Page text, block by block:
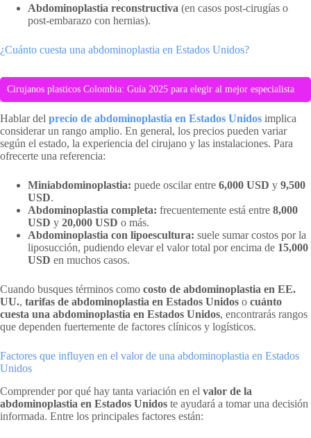
Abdominoplastia reconstructiva (en casos post-cirugías o
post-embarazo con hernias).
¿Cuánto cuesta una abdominoplastia en Estados Unidos?
Cirujanos plasticos Colombia: Guía 2025 para elegir al mejor especialista
Hablar del precio de abdominoplastia en Estados Unidos implica
considerar un rango amplio. En general, los precios pueden variar
según el estado, la experiencia del cirujano y las instalaciones. Para
ofrecerte una referencia:
Miniabdominoplastia: puede oscilar entre 6,000 USD y 9,500
USD.
Abdominoplastia completa: frecuentemente está entre 8,000
USD y 20,000 USD o más.
Abdominoplastia con lipoescultura: suele sumar costos por la
liposucción, pudiendo elevar el valor total por encima de 15,000
USD en muchos casos.
Cuando busques términos como costo de abdominoplastia en EE.
UU., tarifas de abdominoplastia en Estados Unidos o cuánto
cuesta una abdominoplastia en Estados Unidos, encontrarás rangos
que dependen fuertemente de factores clínicos y logísticos.
Factores que influyen en el valor de una abdominoplastia en Estados
Unidos
Comprender por qué hay tanta variación en el valor de la
abdominoplastia en Estados Unidos te ayudará a tomar una decisión
informada. Entre los principales factores están: